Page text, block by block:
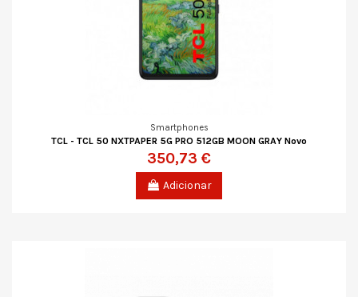
Smartphones
TCL - TCL 50 NXTPAPER 5G PRO 512GB MOON GRAY Novo
350,73 €
Adicionar